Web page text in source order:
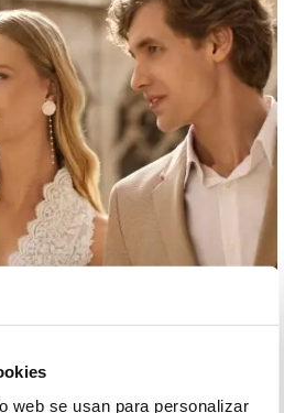
web se usan para personalizar